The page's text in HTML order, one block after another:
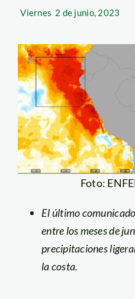
Viernes 2 de junio, 2023
Foto:
El último
entre los meses de
precipitaciones
la costa.